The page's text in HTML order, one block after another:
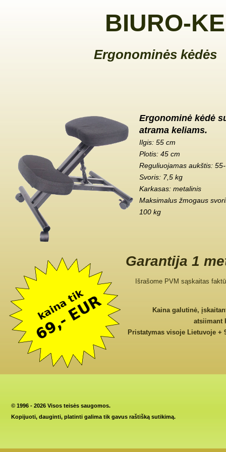
BIURO-
Ergonominės kėdės
Ergonominė kėdė
atrama keliams.
Ilgis: 55 cm
Plotis: 45 cm
Reguliuojamas aukštis:
Svoris: 7,5 kg
Karkasas: metalinis
Maksimalus žmogaus
100 kg
Garantija 1
Išrašome PVM sąskaitas
Kaina galutinė,
atsiimant
Pristatymas visoje Lietuvoje +
© 1996 - 2026 Visos teisės saugomos.
Kopijuoti, dauginti, platinti galima tik gavus raštišką sutikimą.